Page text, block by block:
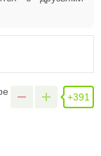
+391